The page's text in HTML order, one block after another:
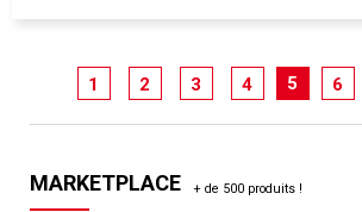
1 2 3 4 5 6
MARKETPLACE